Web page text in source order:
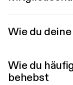
Wie du
Wie du
behebst